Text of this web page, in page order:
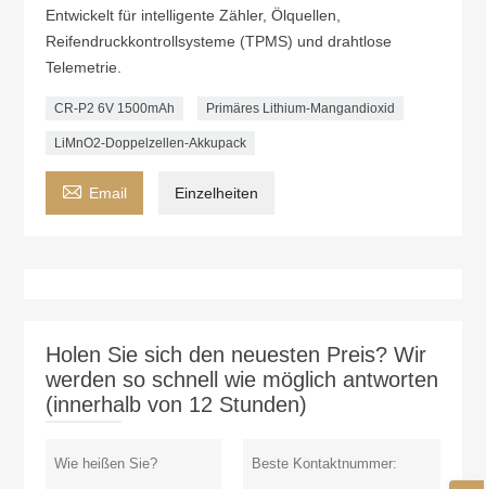
Entwickelt für intelligente Zähler, Ölquellen,
Reifendruckkontrollsysteme (TPMS) und drahtlose
Telemetrie.
CR-P2 6V 1500mAh Primäres Lithium-Mangandioxid
LiMnO2-Doppelzellen-Akkupack
 Email Einzelheiten
Holen Sie sich den neuesten Preis? Wir
werden so schnell wie möglich antworten
(innerhalb von 12 Stunden)